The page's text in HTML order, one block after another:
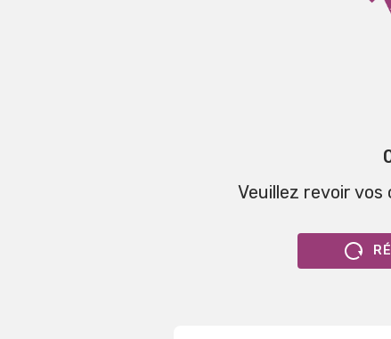
Veuillez revoir